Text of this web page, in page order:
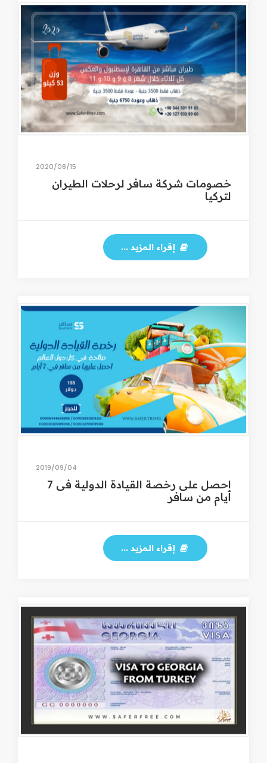
15‏/08‏/2020
خصومات شركة سافر لرحلات الطيران
لتركيا
إقراء المزيد ...
04‏/09‏/2019
احصل على رخصة القيادة الدولية فى 7
أيام من سافر
إقراء المزيد ...